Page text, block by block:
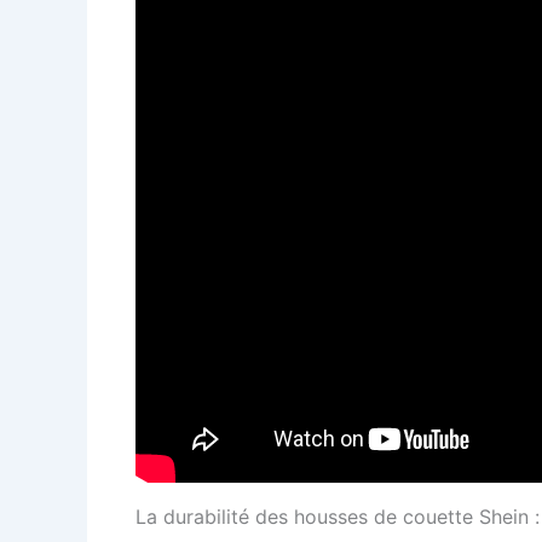
La durabilité des housses de couette Shein